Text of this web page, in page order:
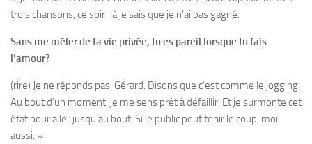
trois chansons, ce soir-là je sais que je n’ai pas gagné.
Sans me mêler de ta vie privée, tu es pareil lorsque tu fais
l’amour?
(rire) Je ne réponds pas, Gérard. Disons que c’est comme le jogging.
Au bout d’un moment, je me sens prêt à défaillir. Et je surmonte cet
état pour aller jusqu’au bout. Si le public peut tenir le coup, moi
aussi. »